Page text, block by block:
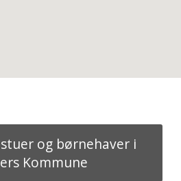
og børnehaver i
Kommune